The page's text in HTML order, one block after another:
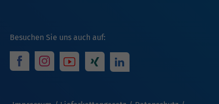
Besuchen Sie uns auch auf: